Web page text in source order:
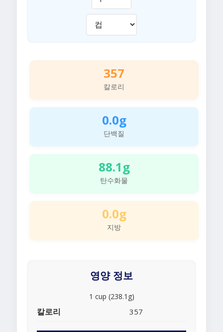
357
칼로리
0.0g
단백질
88.1g
탄수화물
0.0g
지방
영양 정보
1 cup (238.1g)
칼로리 357